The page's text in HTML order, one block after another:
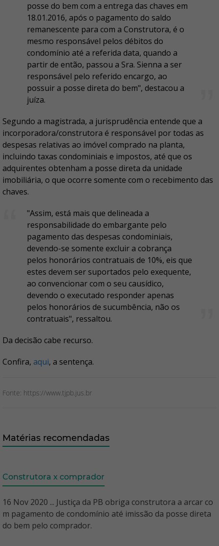
posse do bem com a entrega das chaves em
18.01.2016, após o pagamento do saldo
remanescente para com a Construtora, é o
mesmo responsável pelos débitos do
condomínio até a referida data, quando a
partir de então, passou a Sra. Sienna a ser
responsável pelo referido encargo, ao
possuir a posse direta do bem", destacou a
juíza.
Segundo a magistrada, a jurisprudência entende que a
incorporadora/construtora é responsável por todas as
despesas relativas ao imóvel comprado na planta,
incluindo taxas condominiais e impostos, até que os
adquirentes obtenham a posse direta da unidade
imobiliária, o que ocorre somente com o recebimento das
chaves.
"Assim, está mais que delineada a
responsabilidade do embargante pelo
pagamento das despesas condominiais,
devendo-se somente excluir a cobrança
pelos honorários contratuais de 10%, eis que
estes devem ser suportados pelo exequente,
ao convencionar com o seu causídico,
devendo o executado responder apenas
pelos honorários de sucumbência, não os
contratuais", ressaltou.
Da decisão cabe recurso.
Confira, aqui, a sentença.
Fonte: https://www.tjpb.jus.br
Matérias recomendadas
Construtora x comprador
16 Nov 2020 ... Justiça da PB obriga construtora a arcar co
m pagamento de condomínio até imissão da posse direta
do bem pelo comprador.